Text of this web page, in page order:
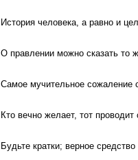
История человека, а равно и
О правлении можно сказать то
Самое мучительное сожаление
Кто вечно желает, тот
Будьте кратки; верное